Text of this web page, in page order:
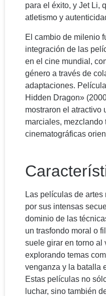
para el éxito, y Jet Li,
atletismo y
El cambio de milenio
integración de las
en el cine mundial,
género a través de
adaptaciones.
Hidden Dragon»
mostraron el atractivo
marciales,
cinematográficas
Las películas de
por sus intensas
dominio de las
un trasfondo moral o
suele girar en torno al
explorando temas
venganza y la batalla
Estas películas no
luchar, sino también